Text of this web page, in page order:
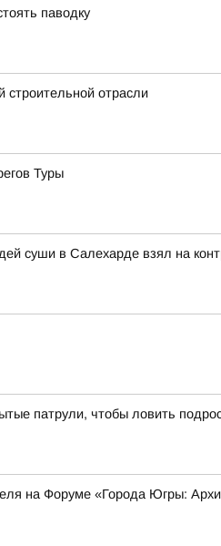
паводку
строительной отрасли
Туры
суши в Салехарде взял на
патрули, чтобы ловить
на Форуме «Города Югры: